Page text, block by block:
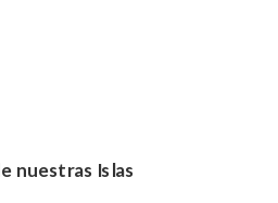
nuestras Islas